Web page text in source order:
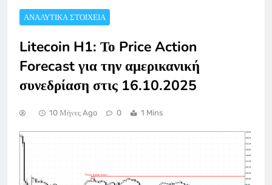
ΑΝΑΛΥΤΙΚΆ ΣΤΟΙΧΕΊΑ
Litecoin H1: Το Price Action
Forecast για την αμερικανική
συνεδρίαση στις 16.10.2025
10 Μήνες Ago 0 1 Mins